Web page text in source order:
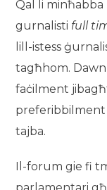
Qal li
gurnalisti full
lill-istess
tagħhom.
faċilment
preferibbilment
tajba.
Il-forum gie fi